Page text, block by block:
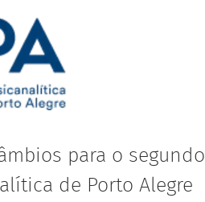
para o segundo
de Porto Alegre